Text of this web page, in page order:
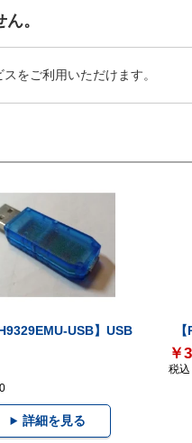
。
をご利用いただけます。
USB】USB
詳細を見る
￥
税